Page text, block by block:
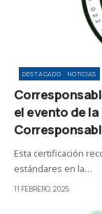
DESTACADO NOTICIAS
el evento de
Esta certificación
estándares en la…
11 FEBRERO, 2025